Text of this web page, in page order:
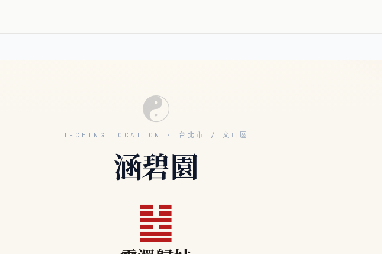
☯
I-CHING LOCATION · 台北市 / 文山區
涵碧園
䷵